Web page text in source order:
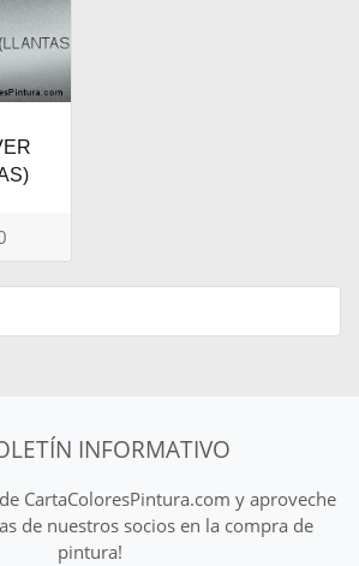
INFORMATIVO
CartaColoresPintura.com y aproveche
de nuestros socios en la compra de
pintura!